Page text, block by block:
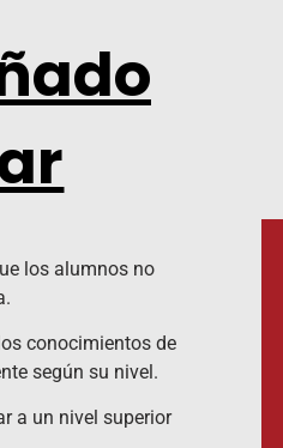
los alumnos no
conocimientos de
según su nivel.
a un nivel superior